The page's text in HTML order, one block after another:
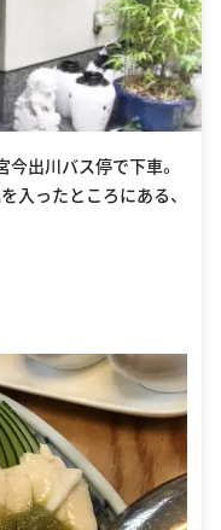
出川バス停で下車。
ったところにある、